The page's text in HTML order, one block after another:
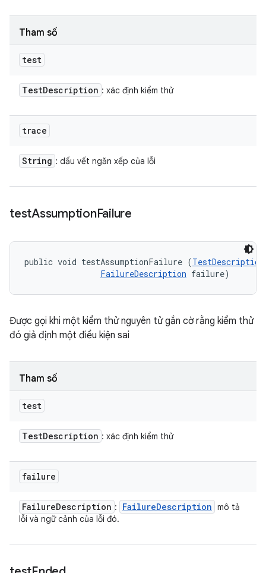
Tham số
test
TestDescription : xác định kiểm thử
trace
String : dấu vết ngăn xếp của lỗi
testAssumptionFailure
public void testAssumptionFailure (TestDescription
FailureDescription failure)
Được gọi khi một kiểm thử nguyên tử gắn cờ rằng kiểm thử
đó giả định một điều kiện sai
Tham số
test
TestDescription : xác định kiểm thử
failure
FailureDescription : FailureDescription mô tả
lỗi và ngữ cảnh của lỗi đó.